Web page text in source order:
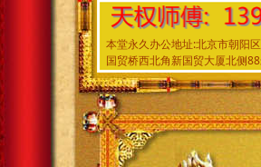
本堂永久办公地址:北京市
国贸桥西北角新国贸大厦北侧